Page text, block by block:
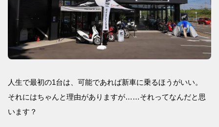
人生で最初の1台は、可能であれば新車に乗るほうがいい。
それにはちゃんと理由がありますが……それってなんだと思
います？